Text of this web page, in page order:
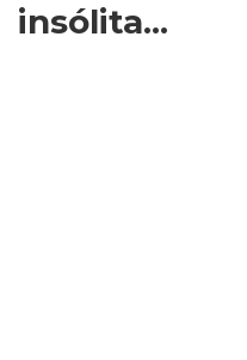
insólita...